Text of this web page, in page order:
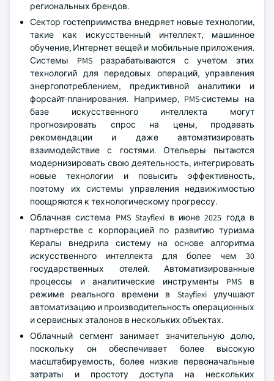
региональных брендов.
Сектор гостеприимства внедряет новые технологии,
такие как искусственный интеллект, машинное
обучение, Интернет вещей и мобильные приложения.
Системы PMS разрабатываются с учетом этих
технологий для передовых операций, управления
энергопотреблением, предиктивной аналитики и
форсайт-планирования. Например, PMS-системы на
базе искусственного интеллекта могут
прогнозировать спрос на цены, продавать
рекомендации и даже автоматизировать
взаимодействие с гостями. Отельеры пытаются
модернизировать свою деятельность, интегрировать
новые технологии и повысить эффективность,
поэтому их системы управления недвижимостью
поощряются к технологическому прогрессу.
Облачная система PMS Stayflexi в июне 2025 года в
партнерстве с корпорацией по развитию туризма
Кералы внедрила систему на основе алгоритма
искусственного интеллекта для более чем 30
государственных отелей. Автоматизированные
процессы и аналитические инструменты PMS в
режиме реального времени в Stayflexi улучшают
автоматизацию и производительность операционных
и сервисных эталонов в нескольких объектах.
Облачный сегмент занимает значительную долю,
поскольку он обеспечивает более высокую
масштабируемость, более низкие первоначальные
затраты и простоту доступа на нескольких